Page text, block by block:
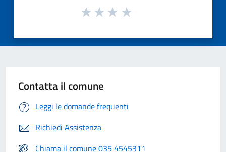
Contatta il comune
Leggi le domande frequenti
Richiedi Assistenza
Chiama il comune 035 4545311